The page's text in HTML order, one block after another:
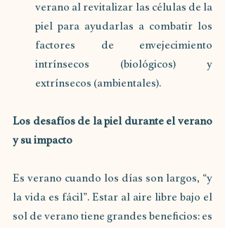
verano al revitalizar las células de la
piel para ayudarlas a combatir los
factores de envejecimiento
intrínsecos (biológicos) y
extrínsecos (ambientales).
Los desafíos de la piel durante el verano
y su impacto
Es verano cuando los días son largos, “y
la vida es fácil”. Estar al aire libre bajo el
sol de verano tiene grandes beneficios: es